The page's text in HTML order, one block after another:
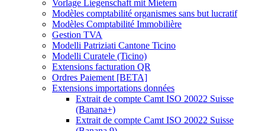
Vorlage Liegenschaft mit Mietern
Modèles comptabilité organismes sans but lucratif
Modèles Comptabilité Immobilière
Gestion TVA
Modelli Patriziati Cantone Ticino
Modelli Curatele (Ticino)
Extensions facturation QR
Ordres Paiement [BETA]
Extensions importations données
Extrait de compte Camt ISO 20022 Suisse
(Banana+)
Extrait de compte Camt ISO 20022 Suisse